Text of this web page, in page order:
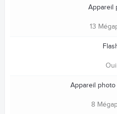
Appareil
13
Oui
Appareil
8